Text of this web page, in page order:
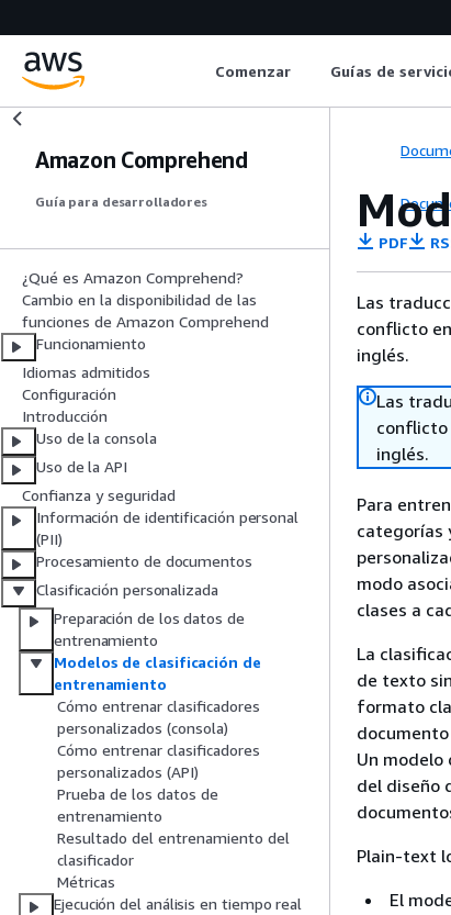
Comenzar Guías de
Amazon Comprehend
Guía para desarrolladores
¿Qué es Amazon Comprehend?
Cambio en la disponibilidad de las
funciones de Amazon Comprehend
Funcionamiento
Idiomas admitidos
Configuración
Introducción
Uso de la consola
Uso de la API
Confianza y seguridad
Información de identificación personal
(PII)
Procesamiento de documentos
Clasificación personalizada
Preparación de los datos de
entrenamiento
Modelos de clasificación de
entrenamiento
Cómo entrenar clasificadores
personalizados (consola)
Cómo entrenar clasificadores
personalizados (API)
Prueba de los datos de
entrenamiento
Resultado del entrenamiento del
clasificador
Métricas
Ejecución del análisis en tiempo real
PDF
Las
conflicto
inglés.
Las
conflicto
inglés.
Para
categorías
modo
clases a
La
de texto
formato
Un modelo
del diseño
Plain-text
El